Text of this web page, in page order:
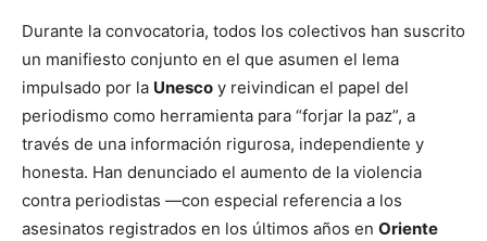
Durante la convocatoria, todos los colectivos han suscrito
un manifiesto conjunto en el que asumen el lema
impulsado por la Unesco y reivindican el papel del
periodismo como herramienta para “forjar la paz”, a
través de una información rigurosa, independiente y
honesta. Han denunciado el aumento de la violencia
contra periodistas —con especial referencia a los
asesinatos registrados en los últimos años en Oriente